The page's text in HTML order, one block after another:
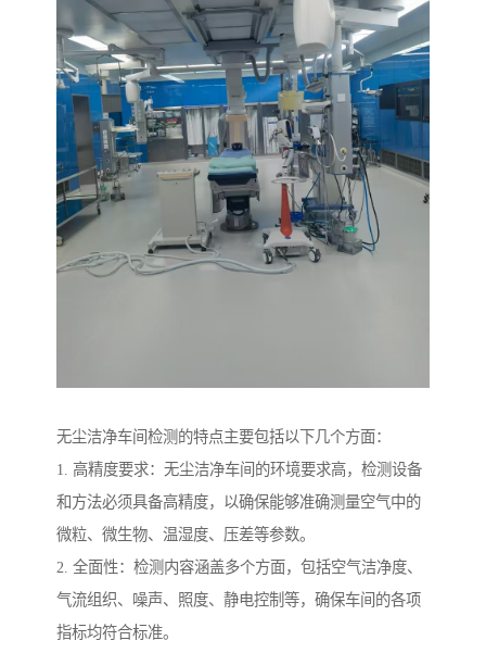
无尘洁净车间检测的特点主要包括以下几个方面：
1. 高精度要求：无尘洁净车间的环境要求高，检测设备
和方法必须具备高精度，以确保能够准确测量空气中的
微粒、微生物、温湿度、压差等参数。
2. 全面性：检测内容涵盖多个方面，包括空气洁净度、
气流组织、噪声、照度、静电控制等，确保车间的各项
指标均符合标准。